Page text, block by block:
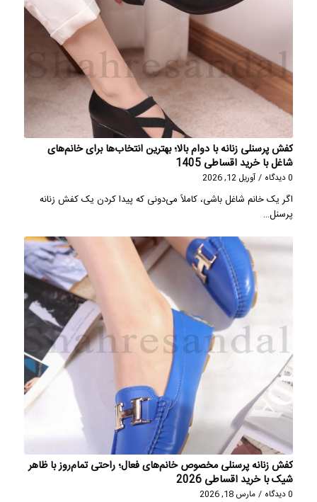
کفش پرسنلی زنانه با دوام بالا؛ بهترین انتخاب‌ها برای خانم‌های
شاغل با خرید اقساطی 1405
0 دیدگاه / آوریل 12, 2026
اگر یک خانم شاغل باشی، کاملاً می‌دونی که پیدا کردن یک کفش زنانه
پرسنل…
کفش زنانه پرسنلی مخصوص خانم‌های فعال؛ راحتی تمام‌روز با ظاهر
شیک با خرید اقساطی 2026
0 دیدگاه / مارس 18, 2026